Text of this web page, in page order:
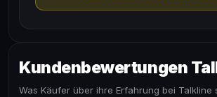
Kundenbewertungen
Was Käufer über ihre Erfahrung bei Talkline